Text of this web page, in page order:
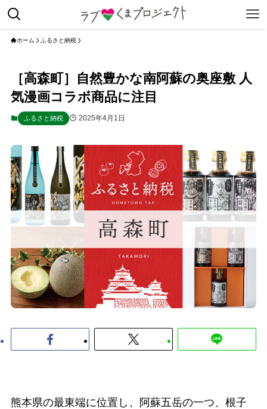
ホーム ふるさと納税
［高森町］自然豊かな南阿蘇の奥座敷 人
気漫画コラボ商品に注目
ふるさと納税 2025年4月1日
熊本県の最東端に位置し、阿蘇五岳の一つ、根子